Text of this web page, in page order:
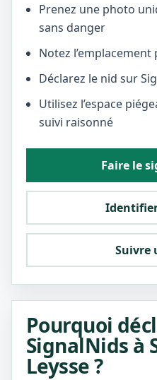
Prenez une photo
sans danger
Notez
Déclarez le nid sur
Utilisez l’espace
suivi raisonné
Faire le
Suivre
Pourquoi
SignalNids à
Leysse ?